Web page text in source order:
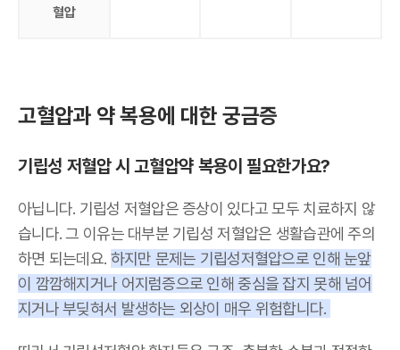
혈압
고혈압과 약 복용에 대한 궁금증
기립성 저혈압 시 고혈압약 복용이 필요한가요?
아닙니다. 기립성 저혈압은 증상이 있다고 모두 치료하지 않
습니다. 그 이유는 대부분 기립성 저혈압은 생활습관에 주의
하면 되는데요. 하지만 문제는 기립성저혈압으로 인해 눈앞
이 깜깜해지거나 어지럼증으로 인해 중심을 잡지 못해 넘어
지거나 부딪혀서 발생하는 외상이 매우 위험합니다.